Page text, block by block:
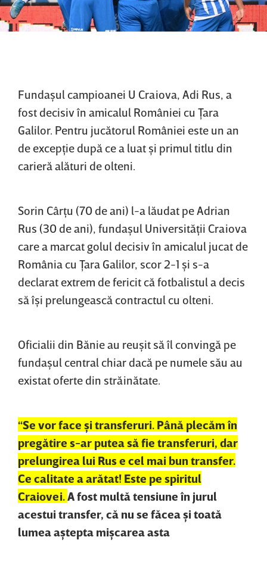
Fundaşul campioanei U Craiova, Adi Rus, a
fost decisiv în amicalul României cu Ţara
Galilor. Pentru jucătorul României este un an
de excepţie după ce a luat şi primul titlu din
carieră alături de olteni.
Sorin Cârţu (70 de ani) l-a lăudat pe Adrian
Rus (30 de ani), fundaşul Universităţii Craiova
care a marcat golul decisiv în amicalul jucat de
România cu Ţara Galilor, scor 2-1 şi s-a
declarat extrem de fericit că fotbalistul a decis
să îşi prelungească contractul cu olteni.
Oficialii din Bănie au reuşit să îl convingă pe
fundaşul central chiar dacă pe numele său au
existat oferte din străinătate.
“Se vor face şi transferuri. Până plecăm în
pregătire s-ar putea să fie transferuri, dar
prelungirea lui Rus e cel mai bun transfer.
Ce calitate a arătat! Este pe spiritul
Craiovei. A fost multă tensiune în jurul
acestui transfer, că nu se făcea şi toată
lumea aştepta mişcarea asta